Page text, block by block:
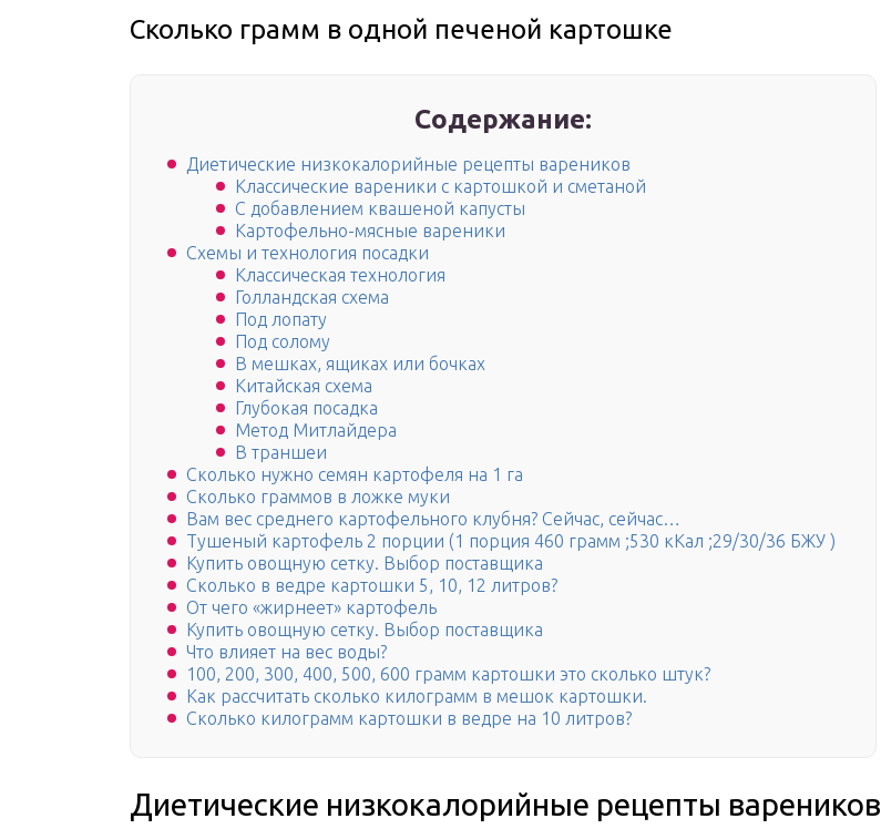
Сколько грамм в одной печеной картошке
Содержание:
Диетические низкокалорийные рецепты вареников
Классические вареники с картошкой и сметаной
С добавлением квашеной капусты
Картофельно-мясные вареники
Схемы и технология посадки
Классическая технология
Голландская схема
Под лопату
Под солому
В мешках, ящиках или бочках
Китайская схема
Глубокая посадка
Метод Митлайдера
В траншеи
Сколько нужно семян картофеля на 1 га
Сколько граммов в ложке муки
Вам вес среднего картофельного клубня? Сейчас, сейчас…
Тушеный картофель 2 порции (1 порция 460 грамм ;530 кКал ;29/30/36 БЖУ )
Купить овощную сетку. Выбор поставщика
Сколько в ведре картошки 5, 10, 12 литров?
От чего «жирнеет» картофель
Купить овощную сетку. Выбор поставщика
Что влияет на вес воды?
100, 200, 300, 400, 500, 600 грамм картошки это сколько штук?
Как рассчитать сколько килограмм в мешок картошки.
Сколько килограмм картошки в ведре на 10 литров?
Диетические низкокалорийные рецепты вареников